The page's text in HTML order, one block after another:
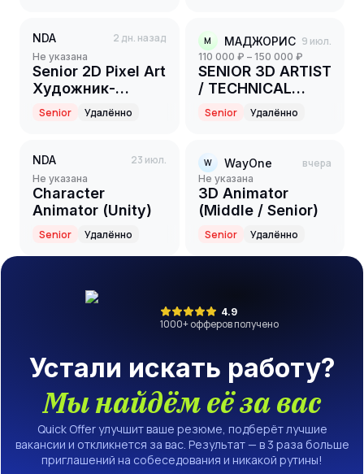
NDA 2 дн. назад
Не указана
Senior 2D Pixel Art
Художник-
Аниматор
Senior Удалённо
М МАДЖОРИС 9 июл.
110 000 ₽ – 150 000 ₽
SENIOR 3D ARTIST
/ TECHNICAL
ARTIST
Senior Удалённо
NDA 23 июл.
Не указана
Character
Animator (Unity)
Senior Удалённо
W WayOne вчера
Не указана
3D Animator
(Middle / Senior)
Senior Удалённо
4.9
1000+ офферов получено
Устали искать работу?
Мы найдём её за вас
Quick Offer улучшит ваше резюме, подберёт лучшие
вакансии и откликнется за вас. Результат — в 3 раза больше
приглашений на собеседования и никакой рутины!